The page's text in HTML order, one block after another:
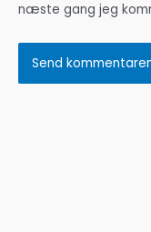
næste gang jeg